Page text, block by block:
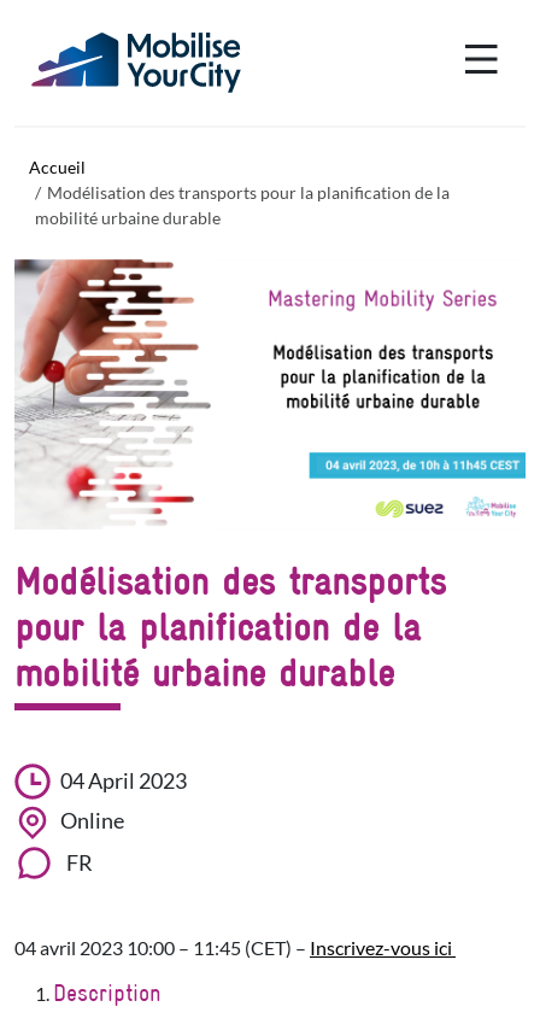
Accueil
Modélisation des transports pour la planification de la
mobilité urbaine durable
Modélisation des transports
pour la planification de la
mobilité urbaine durable
04 April 2023
Online
FR
04 avril 2023 10:00 – 11:45 (CET) – Inscrivez-vous ici
Description